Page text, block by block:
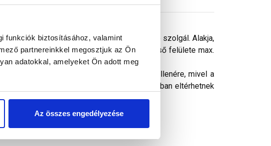
funkciók biztosításához, valamint
partnereinkkel megosztjuk az Ön
adatokkal, amelyeket Ön adott meg
Az összes engedélyezése
biztonságos átvezetésére szolgál. Alakja,
gázkéményeihez. A kéménycső külső felülete max.
valósághű megjelenítését. Ennek ellenére, mivel a
a képeken látható színek árnyalataikban eltérhetnek